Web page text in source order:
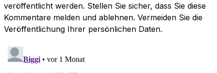
veröffentlicht werden. Stellen Sie sicher, dass Sie diese
Kommentare melden und ablehnen. Vermeiden Sie die
Veröffentlichung Ihrer persönlichen Daten.